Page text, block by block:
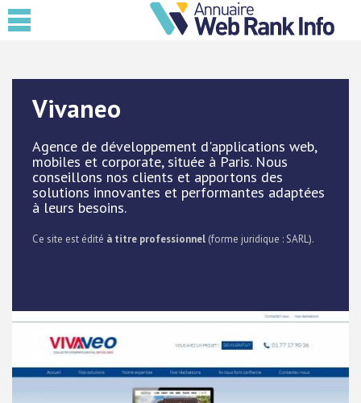
Vivaneo
Agence de développement d'applications web,
mobiles et corporate, située à Paris. Nous
conseillons nos clients et apportons des
solutions innovantes et performantes adaptées
à leurs besoins.
Ce site est édité à titre professionnel (forme juridique : SARL).